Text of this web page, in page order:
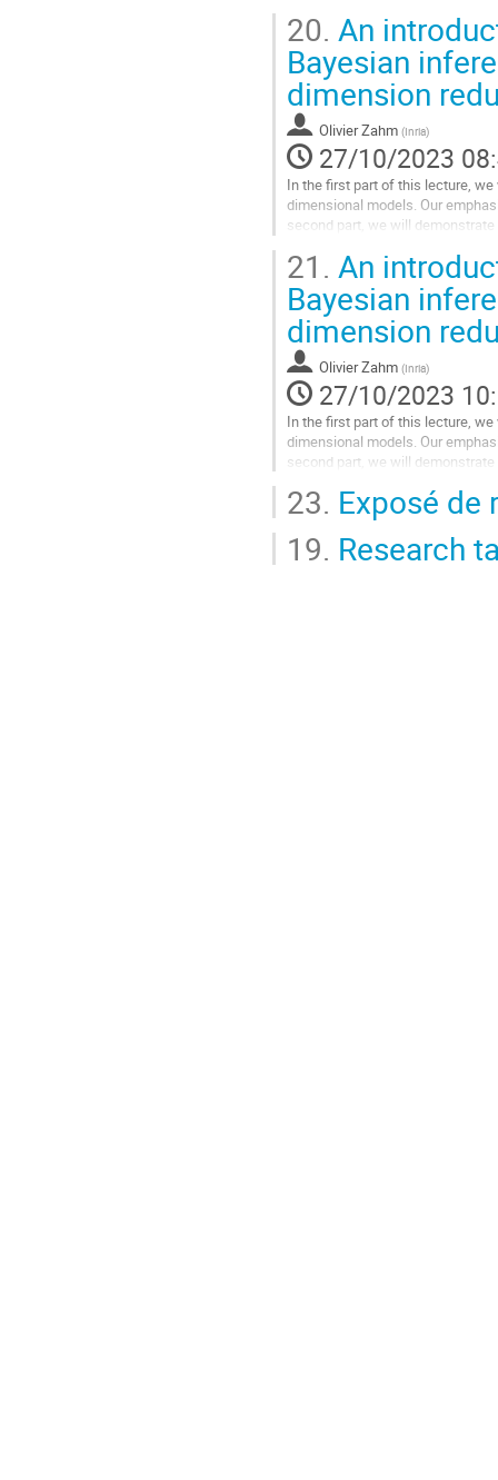
Aller
à
page
de
la
contribution
20. An
Bayesian
dimension
Olivier Zahm (Inria)
27/10/2023
In the first part of this lecture,
dimensional models. Our
second part, we will
Aller
à
page
de
la
contribution
21. An
Bayesian
dimension
Olivier Zahm (Inria)
27/10/2023
In the first part of this lecture,
dimensional models. Our
second part, we will
Aller
à
la
23. Exposé de
19. Research